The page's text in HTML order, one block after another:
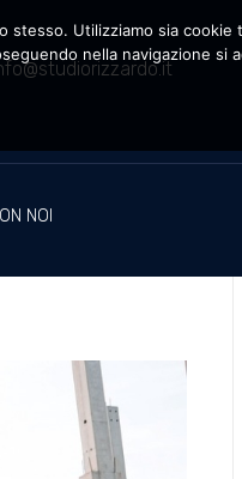
NOI
stesso. Utilizziamo sia
nella navigazione si